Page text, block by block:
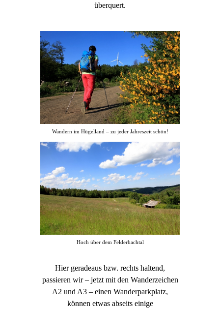
überquert.
Wandern im Hügelland – zu jeder Jahreszeit schön!
Hoch über dem Felderbachtal
Hier geradeaus bzw. rechts haltend,
passieren wir – jetzt mit den Wanderzeichen
A2 und A3 – einen Wanderparkplatz,
können etwas abseits einige